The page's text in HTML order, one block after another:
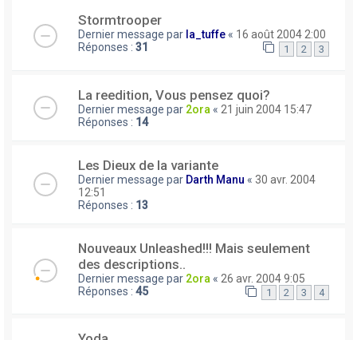
Stormtrooper
Dernier message par la_tuffe « 16 août 2004 2:00
Réponses : 31 1 2 3
La reedition, Vous pensez quoi?
Dernier message par 2ora « 21 juin 2004 15:47
Réponses : 14
Les Dieux de la variante
Dernier message par Darth Manu « 30 avr. 2004
12:51
Réponses : 13
Nouveaux Unleashed!!! Mais seulement
des descriptions..
Dernier message par 2ora « 26 avr. 2004 9:05
Réponses : 45 1 2 3 4